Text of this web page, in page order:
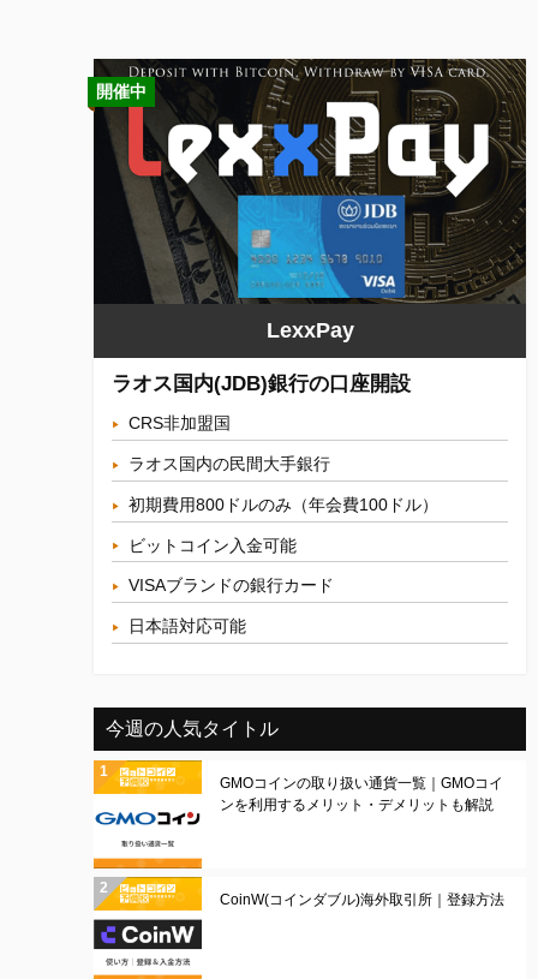
開催中
LexxPay
ラオス国内(JDB)銀行の口座開設
CRS非加盟国
ラオス国内の民間大手銀行
初期費用800ドルのみ（年会費100ドル）
ビットコイン入金可能
VISAブランドの銀行カード
日本語対応可能
今週の人気タイトル
GMOコインの取り扱い通貨一覧｜GMOコイ
ンを利用するメリット・デメリットも解説
CoinW(コインダブル)海外取引所｜登録方法